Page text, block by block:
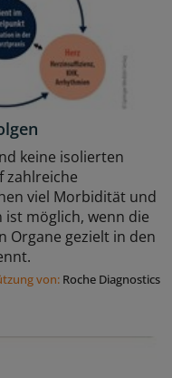
keine isolierten
zahlreiche
viel Morbidität und
möglich, wenn die
Organe gezielt in den
von: Roche Diagnostics